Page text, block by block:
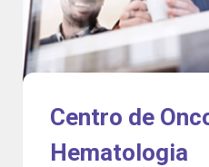
Centro de
Hematologia